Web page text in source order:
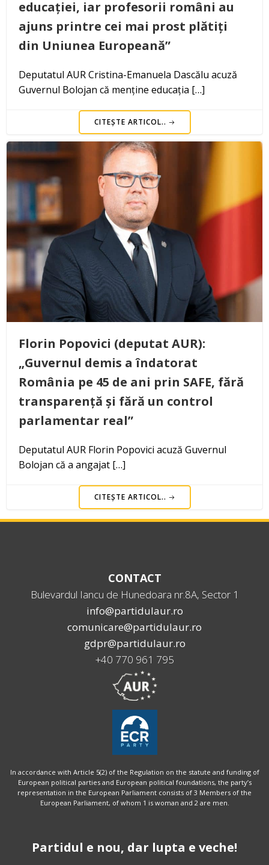
educației, iar profesorii români au
ajuns printre cei mai prost plătiți
din Uniunea Europeană”
Deputatul AUR Cristina-Emanuela Dascălu acuză
Guvernul Bolojan că menține educația […]
CITEȘTE ARTICOL..
Florin Popovici (deputat AUR):
„Guvernul demis a îndatorat
România pe 45 de ani prin SAFE, fără
transparență și fără un control
parlamentar real”
Deputatul AUR Florin Popovici acuză Guvernul
Bolojan că a angajat […]
CITEȘTE ARTICOL..
CONTACT
Bulevardul Iancu de Hunedoara nr.8A, Sector 1
info@partidulaur.ro
comunicare@partidulaur.ro
gdpr@partidulaur.ro
+40 770 961 795
In accordance with Article 5(2) of the Regulation on the statute and funding of
European political parties and European political foundations, the party’s
representation in the European Parliament consists of 3 Members of the
European Parliament, of whom 1 is woman and 2 are men.
Partidul e nou, dar lupta e veche!